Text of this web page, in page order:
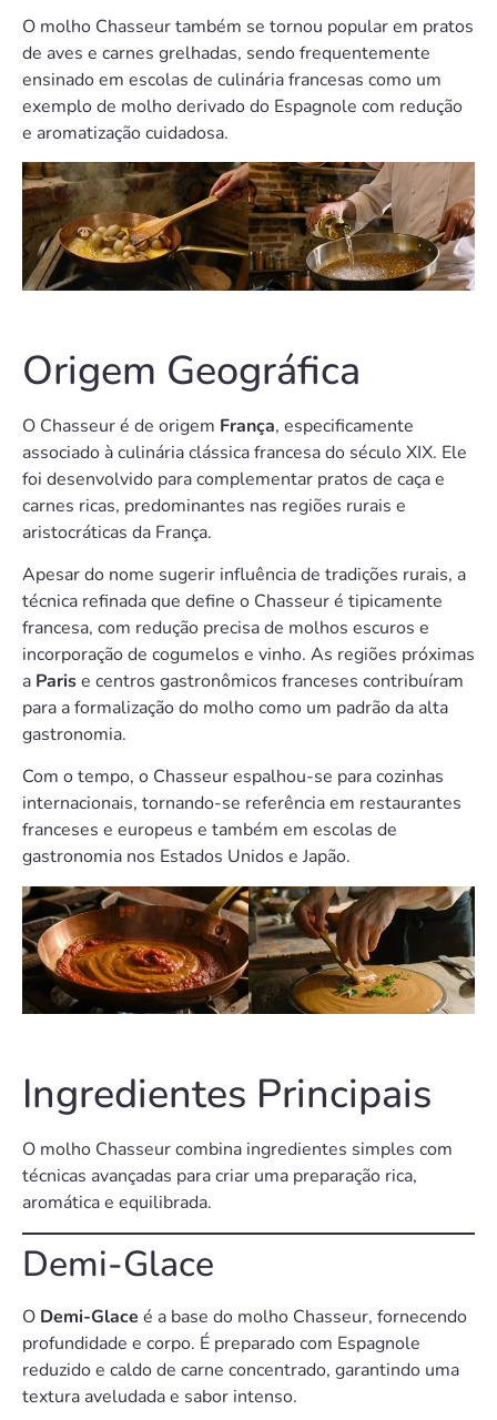
O molho Chasseur também se tornou popular em pratos
de aves e carnes grelhadas, sendo frequentemente
ensinado em escolas de culinária francesas como um
exemplo de molho derivado do Espagnole com redução
e aromatização cuidadosa.
Origem Geográfica
O Chasseur é de origem França, especificamente
associado à culinária clássica francesa do século XIX. Ele
foi desenvolvido para complementar pratos de caça e
carnes ricas, predominantes nas regiões rurais e
aristocráticas da França.
Apesar do nome sugerir influência de tradições rurais, a
técnica refinada que define o Chasseur é tipicamente
francesa, com redução precisa de molhos escuros e
incorporação de cogumelos e vinho. As regiões próximas
a Parise centros gastronômicos franceses contribuíram
para a formalização do molho como um padrão da alta
gastronomia.
Com o tempo, o Chasseur espalhou-se para cozinhas
internacionais, tornando-se referência em restaurantes
franceses e europeus e também em escolas de
gastronomia nos Estados Unidos e Japão.
Ingredientes Principais
O molho Chasseur combina ingredientes simples com
técnicas avançadas para criar uma preparação rica,
aromática e equilibrada.
Demi-Glace
O Demi-Glace é a base do molho Chasseur, fornecendo
profundidade e corpo. É preparado com Espagnole
reduzido e caldo de carne concentrado, garantindo uma
textura aveludada e sabor intenso.